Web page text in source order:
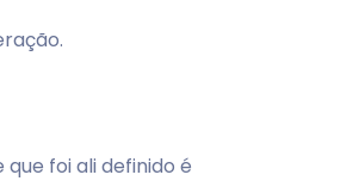
foi ali definido é